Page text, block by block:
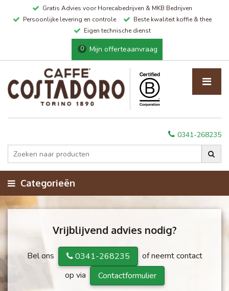
Gratis Advies voor Horecabedrijven & MKB Bedrijven
Persoonlijke levering en controle
Beste kwaliteit koffie & thee
Eigen technische dienst
0 Mijn offerteaanvraag
0341-268235
Categorieën
Vrijblijvend advies nodig?
Bel ons 0341-268235
of neemt contact
op via
Contactformulier